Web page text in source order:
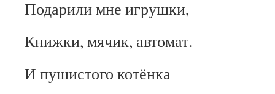
Подарили мне игрушки,
Книжки, мячик, автомат.
И пушистого котёнка